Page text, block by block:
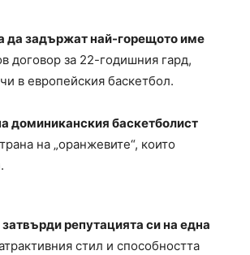
да задържат най-горещото име
договор за 22-годишния гард,
в европейския баскетбол.
доминиканския баскетболист
на „оранжевите“, които
репутацията си на една
стил и способността